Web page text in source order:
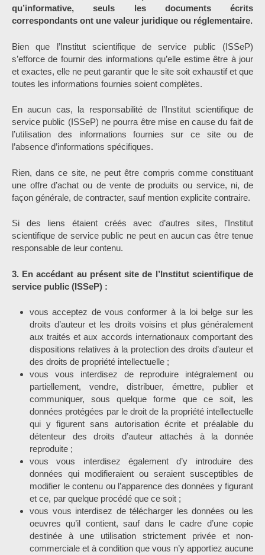
qu’informative, seuls les documents écrits
correspondants ont une valeur juridique ou réglementaire.
Bien que l’Institut scientifique de service public (ISSeP)
s’efforce de fournir des informations qu’elle estime être à jour
et exactes, elle ne peut garantir que le site soit exhaustif et que
toutes les informations fournies soient complètes.
En aucun cas, la responsabilité de l’Institut scientifique de
service public (ISSeP) ne pourra être mise en cause du fait de
l’utilisation des informations fournies sur ce site ou de
l’absence d’informations spécifiques.
Rien, dans ce site, ne peut être compris comme constituant
une offre d’achat ou de vente de produits ou service, ni, de
façon générale, de contracter, sauf mention explicite contraire.
Si des liens étaient créés avec d’autres sites, l’Institut
scientifique de service public ne peut en aucun cas être tenue
responsable de leur contenu.
3. En accédant au présent site de l’Institut scientifique de
service public (ISSeP) :
vous acceptez de vous conformer à la loi belge sur les
droits d’auteur et les droits voisins et plus généralement
aux traités et aux accords internationaux comportant des
dispositions relatives à la protection des droits d’auteur et
des droits de propriété intellectuelle ;
vous vous interdisez de reproduire intégralement ou
partiellement, vendre, distribuer, émettre, publier et
communiquer, sous quelque forme que ce soit, les
données protégées par le droit de la propriété intellectuelle
qui y figurent sans autorisation écrite et préalable du
détenteur des droits d’auteur attachés à la donnée
reproduite ;
vous vous interdisez également d’y introduire des
données qui modifieraient ou seraient susceptibles de
modifier le contenu ou l’apparence des données y figurant
et ce, par quelque procédé que ce soit ;
vous vous interdisez de télécharger les données ou les
oeuvres qu’il contient, sauf dans le cadre d’une copie
destinée à une utilisation strictement privée et non-
commerciale et à condition que vous n’y apportiez aucune